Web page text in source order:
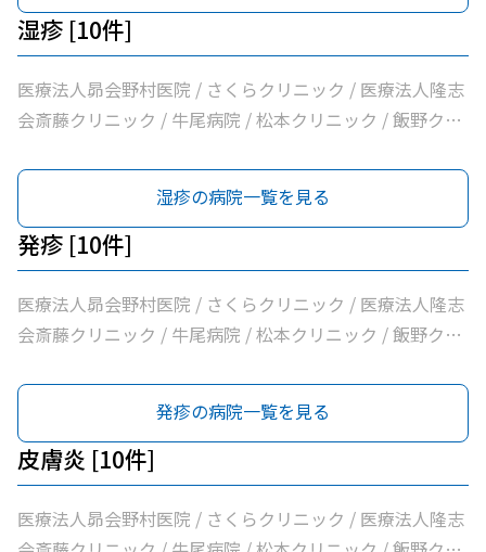
湿疹 [10件]
医療法人昴会野村医院 / さくらクリニック / 医療法人隆志
会斎藤クリニック / 牛尾病院 / 松本クリニック / 飯野クリ
ちだ医院
湿疹の病院一覧を見る
発疹 [10件]
医療法人昴会野村医院 / さくらクリニック / 医療法人隆志
会斎藤クリニック / 牛尾病院 / 松本クリニック / 飯野クリ
ちだ医院
発疹の病院一覧を見る
皮膚炎 [10件]
医療法人昴会野村医院 / さくらクリニック / 医療法人隆志